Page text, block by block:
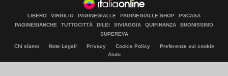
LIBERO VIRGILIO PAGINEGIALLE PAGINEGIALLE SHOP
PGCASA
PAGINEBIANCHE
TUTTOCITTÀ DILEI SIVIAGGIA QUIFINANZA
BUONISSIMO
SUPEREVA
Chi siamo Note Legali Privacy Cookie Policy
Preferenze sui cookie
Aiuto